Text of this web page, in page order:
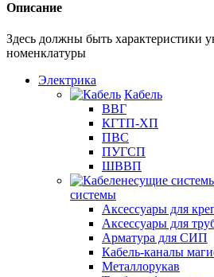
Описание
Здесь должны быть характеристики
номенклатуры
Электрика
Кабель
ВВГ
КГТП-ХП
ПВС
ПУГСП
ШВВП
системы
Аксессуары для
Аксессуары для
Арматура для СИП
Кабель-каналы
Металлорукав